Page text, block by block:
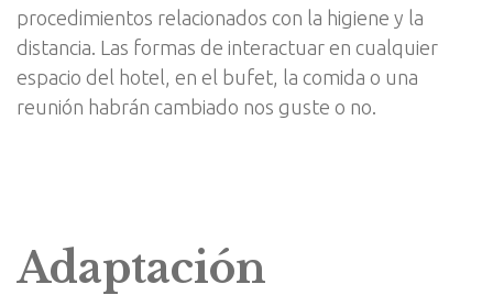
procedimientos relacionados con la higiene y la
distancia. Las formas de interactuar en cualquier
espacio del hotel, en el bufet, la comida o una
reunión habrán cambiado nos guste o no.
Adaptación